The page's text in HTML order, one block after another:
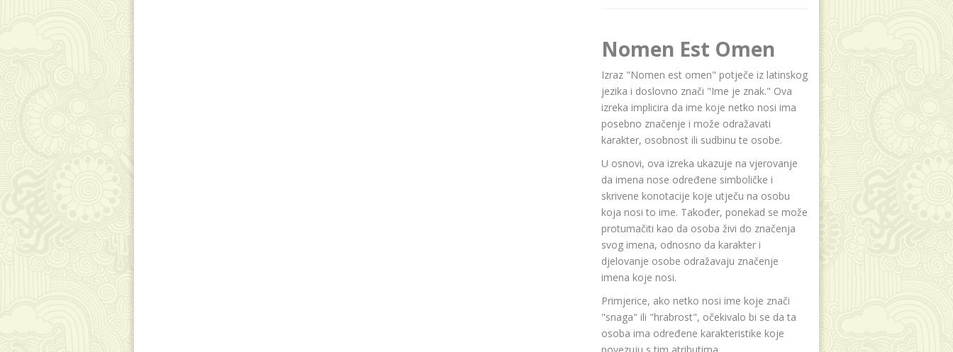
Nomen Est Omen
Izraz "Nomen est omen" potječe iz latinskog
jezika i doslovno znači "Ime je znak." Ova
izreka implicira da ime koje netko nosi ima
posebno značenje i može odražavati
karakter, osobnost ili sudbinu te osobe.
U osnovi, ova izreka ukazuje na vjerovanje
da imena nose određene simboličke i
skrivene konotacije koje utječu na osobu
koja nosi to ime. Također, ponekad se može
protumačiti kao da osoba živi do značenja
svog imena, odnosno da karakter i
djelovanje osobe odražavaju značenje
imena koje nosi.
Primjerice, ako netko nosi ime koje znači
"snaga" ili "hrabrost", očekivalo bi se da ta
osoba ima određene karakteristike koje